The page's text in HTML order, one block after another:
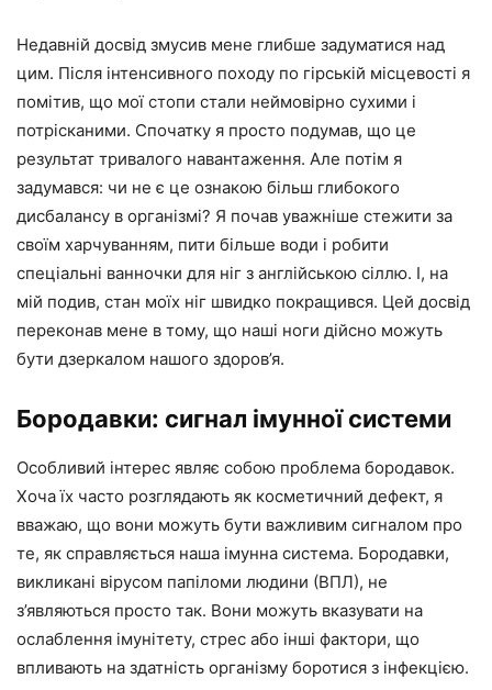
Недавній досвід змусив мене глибше задуматися над
цим. Після інтенсивного походу по гірській місцевості я
помітив, що мої стопи стали неймовірно сухими і
потрісканими. Спочатку я просто подумав, що це
результат тривалого навантаження. Але потім я
задумався: чи не є це ознакою більш глибокого
дисбалансу в організмі? Я почав уважніше стежити за
своїм харчуванням, пити більше води і робити
спеціальні ванночки для ніг з англійською сіллю. І, на
мій подив, стан моїх ніг швидко покращився. Цей досвід
переконав мене в тому, що наші ноги дійсно можуть
бути дзеркалом нашого здоров’я.
Бородавки: сигнал імунної системи
Особливий інтерес являє собою проблема бородавок.
Хоча їх часто розглядають як косметичний дефект, я
вважаю, що вони можуть бути важливим сигналом про
те, як справляється наша імунна система. Бородавки,
викликані вірусом папіломи людини (ВПЛ), не
з’являються просто так. Вони можуть вказувати на
ослаблення імунітету, стрес або інші фактори, що
впливають на здатність організму боротися з інфекцією.